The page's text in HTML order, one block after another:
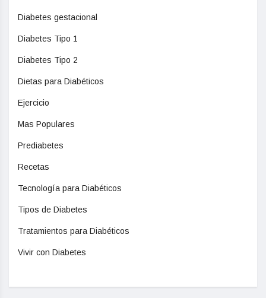
Diabetes gestacional
Diabetes Tipo 1
Diabetes Tipo 2
Dietas para Diabéticos
Ejercicio
Mas Populares
Prediabetes
Recetas
Tecnología para Diabéticos
Tipos de Diabetes
Tratamientos para Diabéticos
Vivir con Diabetes